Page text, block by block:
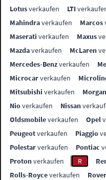
Lotusverkaufen LTI
Mahindraverkaufen Marcos
Maserati verkaufen Maxus
Mazdaverkaufen McLaren
Mercedes-Benzverkaufen
Microcarverkaufen
Mitsubishi verkaufen Morgan
Nioverkaufen Nissan
Oldsmobileverkaufen Opel
Peugeotverkaufen Piaggio
Polestarverkaufen Pontiac
Protonverkaufen R
Rolls-Royceverkaufen Rover